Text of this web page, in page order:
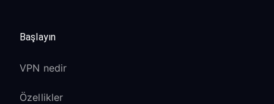
Başlayın
VPN nedir
Özellikler